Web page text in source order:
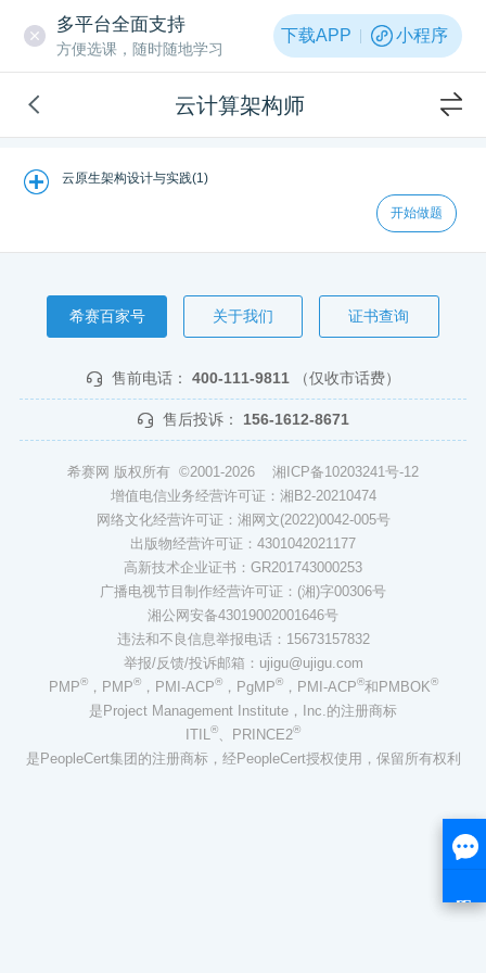
多平台全面支持
方便选课，随时随地学习
下载APP 小程序
云计算架构师
云原生架构设计与实践(1)
开始做题
希赛百家号 关于我们 证书查询
售前电话： 400-111-9811 （仅收市话费）
售后投诉： 156-1612-8671
希赛网 版权所有 ©2001-2026 湘ICP备10203241号-12
增值电信业务经营许可证：湘B2-20210474
网络文化经营许可证：湘网文(2022)0042-005号
出版物经营许可证：4301042021177
高新技术企业证书：GR201743000253
广播电视节目制作经营许可证：(湘)字00306号
湘公网安备43019002001646号
违法和不良信息举报电话：15673157832
举报/反馈/投诉邮箱：ujigu@ujigu.com
PMP®，PMP®，PMI-ACP®，PgMP®，PMI-ACP®和PMBOK®
是Project Management Institute，Inc.的注册商标
ITIL
® 、PRINCE2®
是PeopleCert集团的注册商标，经PeopleCert授权使用，保留所有权利